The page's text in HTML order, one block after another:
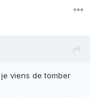
viens de tomber